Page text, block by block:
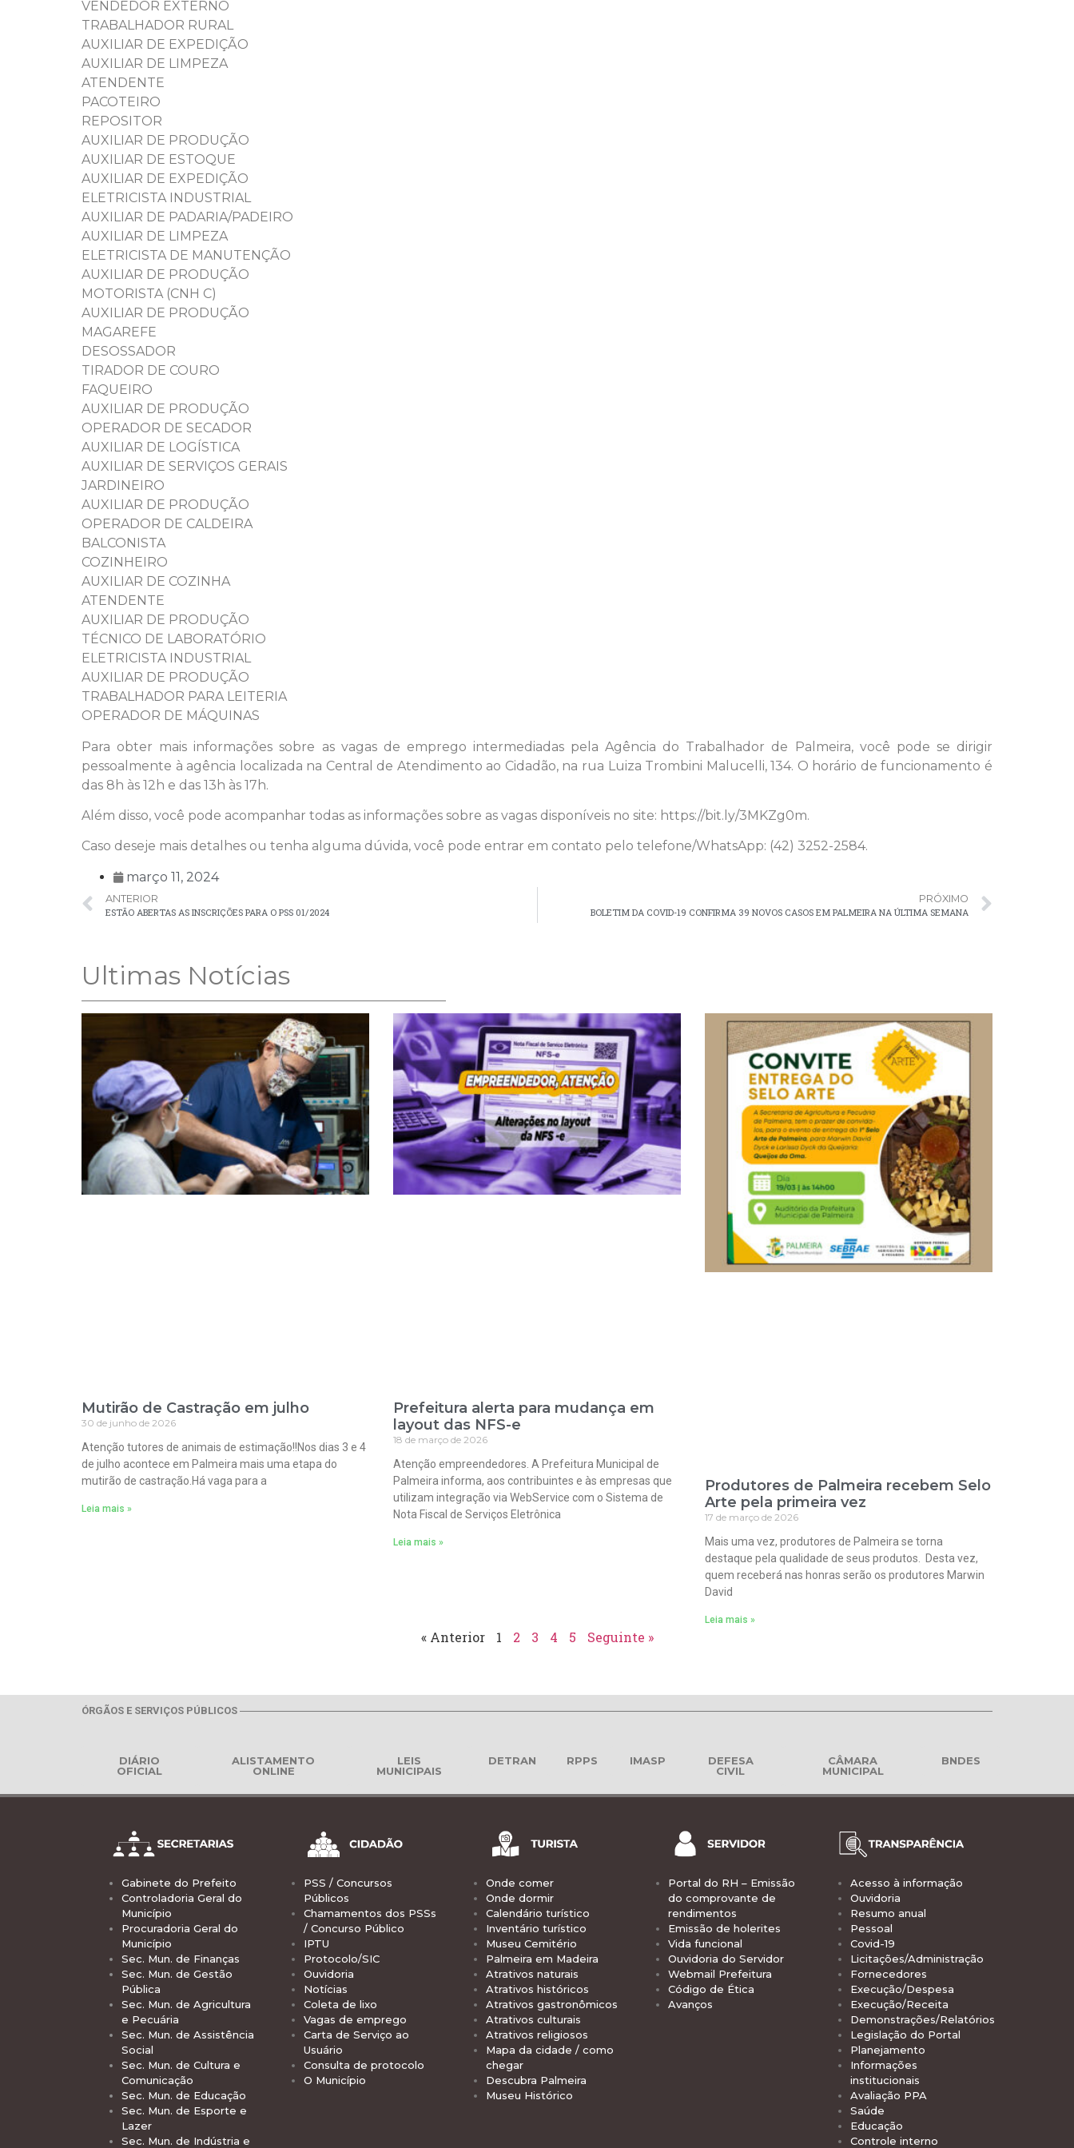
VENDEDOR EXTERNO
TRABALHADOR RURAL
AUXILIAR DE EXPEDIÇÃO
AUXILIAR DE LIMPEZA
ATENDENTE
PACOTEIRO
REPOSITOR
AUXILIAR DE PRODUÇÃO
AUXILIAR DE ESTOQUE
AUXILIAR DE EXPEDIÇÃO
ELETRICISTA INDUSTRIAL
AUXILIAR DE PADARIA/PADEIRO
AUXILIAR DE LIMPEZA
ELETRICISTA DE MANUTENÇÃO
AUXILIAR DE PRODUÇÃO
MOTORISTA (CNH C)
AUXILIAR DE PRODUÇÃO
MAGAREFE
DESOSSADOR
TIRADOR DE COURO
FAQUEIRO
AUXILIAR DE PRODUÇÃO
OPERADOR DE SECADOR
AUXILIAR DE LOGÍSTICA
AUXILIAR DE SERVIÇOS GERAIS
JARDINEIRO
AUXILIAR DE PRODUÇÃO
OPERADOR DE CALDEIRA
BALCONISTA
COZINHEIRO
AUXILIAR DE COZINHA
ATENDENTE
AUXILIAR DE PRODUÇÃO
TÉCNICO DE LABORATÓRIO
ELETRICISTA INDUSTRIAL
AUXILIAR DE PRODUÇÃO
TRABALHADOR PARA LEITERIA
OPERADOR DE MÁQUINAS
Para obter mais informações sobre as vagas de emprego intermediadas pela Agência do Trabalhador de Palmeira, você pode se dirigir
pessoalmente à agência localizada na Central de Atendimento ao Cidadão, na rua Luiza Trombini Malucelli, 134. O horário de funcionamento é
das 8h às 12h e das 13h às 17h.
Além disso, você pode acompanhar todas as informações sobre as vagas disponíveis no site: https://bit.ly/3MKZg0m.
Caso deseje mais detalhes ou tenha alguma dúvida, você pode entrar em contato pelo telefone/WhatsApp: (42) 3252-2584.
março 11, 2024
ANTERIOR
ESTÃO ABERTAS AS INSCRIÇÕES PARA O PSS 01/2024
PRÓXIMO
BOLETIM DA COVID-19 CONFIRMA 39 NOVOS CASOS EM PALMEIRA NA ÚLTIMA SEMANA
Ultimas Notícias
Mutirão de Castração em julho
30 de junho de 2026
Atenção tutores de animais de estimação!!Nos dias 3 e 4
de julho acontece em Palmeira mais uma etapa do
mutirão de castração.Há vaga para a
Leia mais »
Prefeitura alerta para mudança em
layout das NFS-e
18 de março de 2026
Atenção empreendedores. A Prefeitura Municipal de
Palmeira informa, aos contribuintes e às empresas que
utilizam integração via WebService com o Sistema de
Nota Fiscal de Serviços Eletrônica
Leia mais »
Produtores de Palmeira recebem Selo
Arte pela primeira vez
17 de março de 2026
Mais uma vez, produtores de Palmeira se torna
destaque pela qualidade de seus produtos. Desta vez,
quem receberá nas honras serão os produtores Marwin
David
Leia mais »
« Anterior 1 2 3 4 5 Seguinte »
ÓRGÃOS E SERVIÇOS PÚBLICOS
DIÁRIO
OFICIAL
ALISTAMENTO
ONLINE
LEIS
MUNICIPAIS
DETRAN RPPS IMASP
DEFESA
CIVIL
CÂMARA
MUNICIPAL
BNDES
Gabinete do Prefeito
Controladoria Geral do
Município
Procuradoria Geral do
Município
Sec. Mun. de Finanças
Sec. Mun. de Gestão
Pública
Sec. Mun. de Agricultura
e Pecuária
Sec. Mun. de Assistência
Social
Sec. Mun. de Cultura e
Comunicação
Sec. Mun. de Educação
Sec. Mun. de Esporte e
Lazer
Sec. Mun. de Indústria e
PSS / Concursos
Públicos
Chamamentos dos PSSs
/ Concurso Público
IPTU
Protocolo/SIC
Ouvidoria
Notícias
Coleta de lixo
Vagas de emprego
Carta de Serviço ao
Usuário
Consulta de protocolo
O Município
Onde comer
Onde dormir
Calendário turístico
Inventário turístico
Museu Cemitério
Palmeira em Madeira
Atrativos naturais
Atrativos históricos
Atrativos gastronômicos
Atrativos culturais
Atrativos religiosos
Mapa da cidade / como
chegar
Descubra Palmeira
Museu Histórico
Portal do RH – Emissão
do comprovante de
rendimentos
Emissão de holerites
Vida funcional
Ouvidoria do Servidor
Webmail Prefeitura
Código de Ética
Avanços
Acesso à informação
Ouvidoria
Resumo anual
Pessoal
Covid-19
Licitações/Administração
Fornecedores
Execução/Despesa
Execução/Receita
Demonstrações/Relatórios
Legislação do Portal
Planejamento
Informações
institucionais
Avaliação PPA
Saúde
Educação
Controle interno